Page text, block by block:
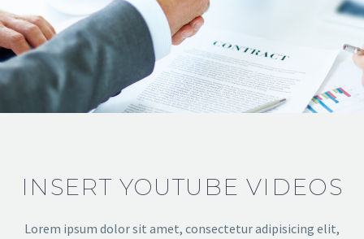
INSERT YOUTUBE VIDEOS
Lorem ipsum dolor sit amet, consectetur adipisicing elit,